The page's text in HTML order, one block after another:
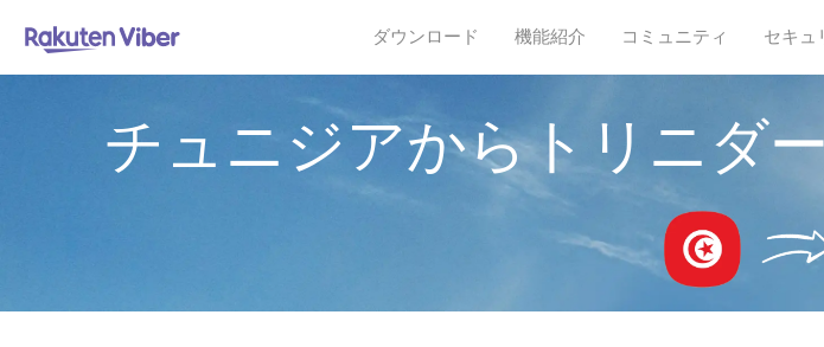
ダウンロード 機能紹介 コミュニティ セキュ
チュニジアからトリニダ